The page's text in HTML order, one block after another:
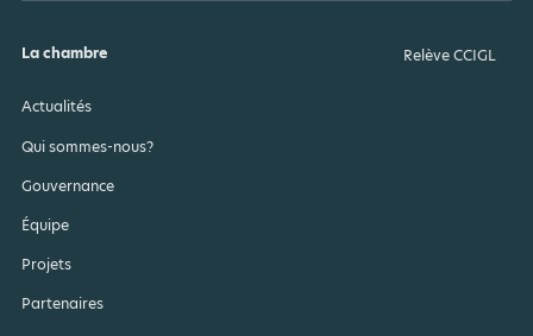
La chambre
Actualités
Qui sommes-nous?
Gouvernance
Équipe
Projets
Partenaires
Relève CCIGL